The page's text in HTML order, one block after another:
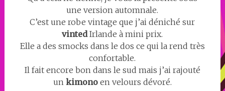
une version automnale.
C’est une robe vintage que j’ai déniché sur
vintedIrlande à mini prix.
Elle a des smocks dans le dos ce qui la rend très
confortable.
Il fait encore bon dans le sud mais j’ai rajouté
un kimonoen velours dévoré.